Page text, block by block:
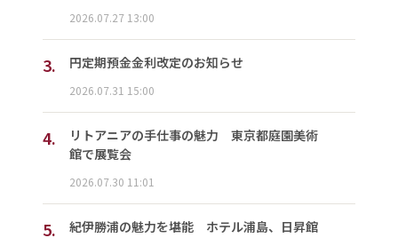
2026.07.27 13:00
3. 円定期預金金利改定のお知らせ
2026.07.31 15:00
4.
リトアニアの手仕事の魅力 東京都庭園美術
館で展覧会
2026.07.30 11:01
5.
紀伊勝浦の魅力を堪能 ホテル浦島、日昇館